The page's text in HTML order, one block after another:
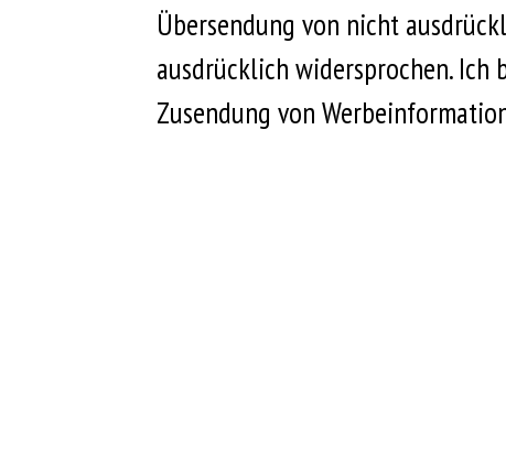
Übersendung von nicht
ausdrücklich widersprochen.
Zusendung von